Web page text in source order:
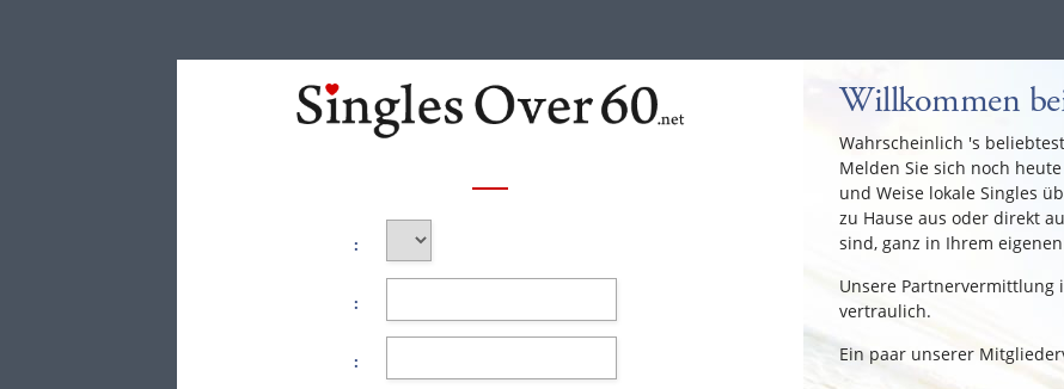
:
:
:
Willkommen
Wahrscheinlich 's
Melden Sie sich noch
und Weise lokale Singles
zu Hause aus oder direkt
sind, ganz in Ihrem
Unsere Partnervermittlung
vertraulich.
Ein paar unserer